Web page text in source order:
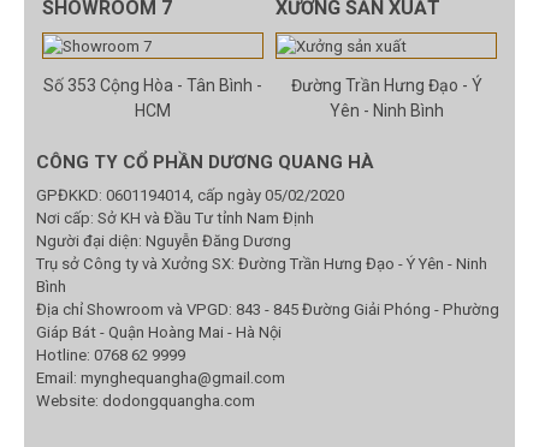
SHOWROOM 7
Số 353 Cộng Hòa - Tân Bình -
HCM
XƯỞNG SẢN XUẤT
Đường Trần Hưng Đạo - Ý
Yên - Ninh Bình
CÔNG TY CỔ PHẦN DƯƠNG QUANG HÀ
GPĐKKD: 0601194014, cấp ngày 05/02/2020
Nơi cấp: Sở KH và Đầu Tư tỉnh Nam Định
Người đại diện: Nguyễn Đăng Dương
Trụ sở Công ty và Xưởng SX: Đường Trần Hưng Đạo - Ý Yên - Ninh
Bình
Địa chỉ Showroom và VPGD: 843 - 845 Đường Giải Phóng - Phường
Giáp Bát - Quận Hoàng Mai - Hà Nội
Hotline: 0768 62 9999
Email: mynghequangha@gmail.com
Website: dodongquangha.com